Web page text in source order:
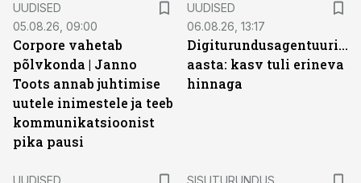
UUDISED
05.08.26, 09:00
Corpore vahetab
põlvkonda | Janno
Toots annab juhtimise
uutele inimestele ja teeb
kommunikatsioonist
pika pausi
UUDISED
06.08.26, 13:17
Digiturundusagentuuride
aasta: kasv tuli erineva
hinnaga
UUDISED
SISUTURUNDUS